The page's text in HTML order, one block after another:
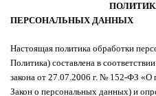
ПЕРСОНАЛЬНЫХ ДАННЫХ
Настоящая политика обработки
Политика) составлена в
закона от 27.07.2006 г. № 152-ФЗ
Закон о персональных данных) и